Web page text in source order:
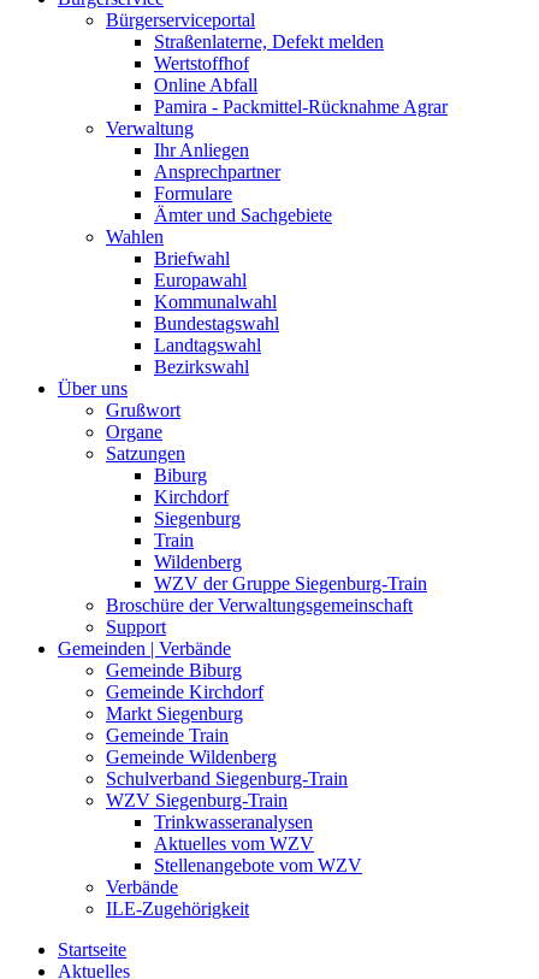
Bürgerserviceportal
Straßenlaterne, Defekt melden
Wertstoffhof
Online Abfall
Pamira - Packmittel-Rücknahme Agrar
Verwaltung
Ihr Anliegen
Ansprechpartner
Formulare
Ämter und Sachgebiete
Wahlen
Briefwahl
Europawahl
Kommunalwahl
Bundestagswahl
Landtagswahl
Bezirkswahl
Über uns
Grußwort
Organe
Satzungen
Biburg
Kirchdorf
Siegenburg
Train
Wildenberg
WZV der Gruppe Siegenburg-Train
Broschüre der Verwaltungsgemeinschaft
Support
Gemeinden | Verbände
Gemeinde Biburg
Gemeinde Kirchdorf
Markt Siegenburg
Gemeinde Train
Gemeinde Wildenberg
Schulverband Siegenburg-Train
WZV Siegenburg-Train
Trinkwasseranalysen
Aktuelles vom WZV
Stellenangebote vom WZV
Verbände
ILE-Zugehörigkeit
Startseite
Aktuelles